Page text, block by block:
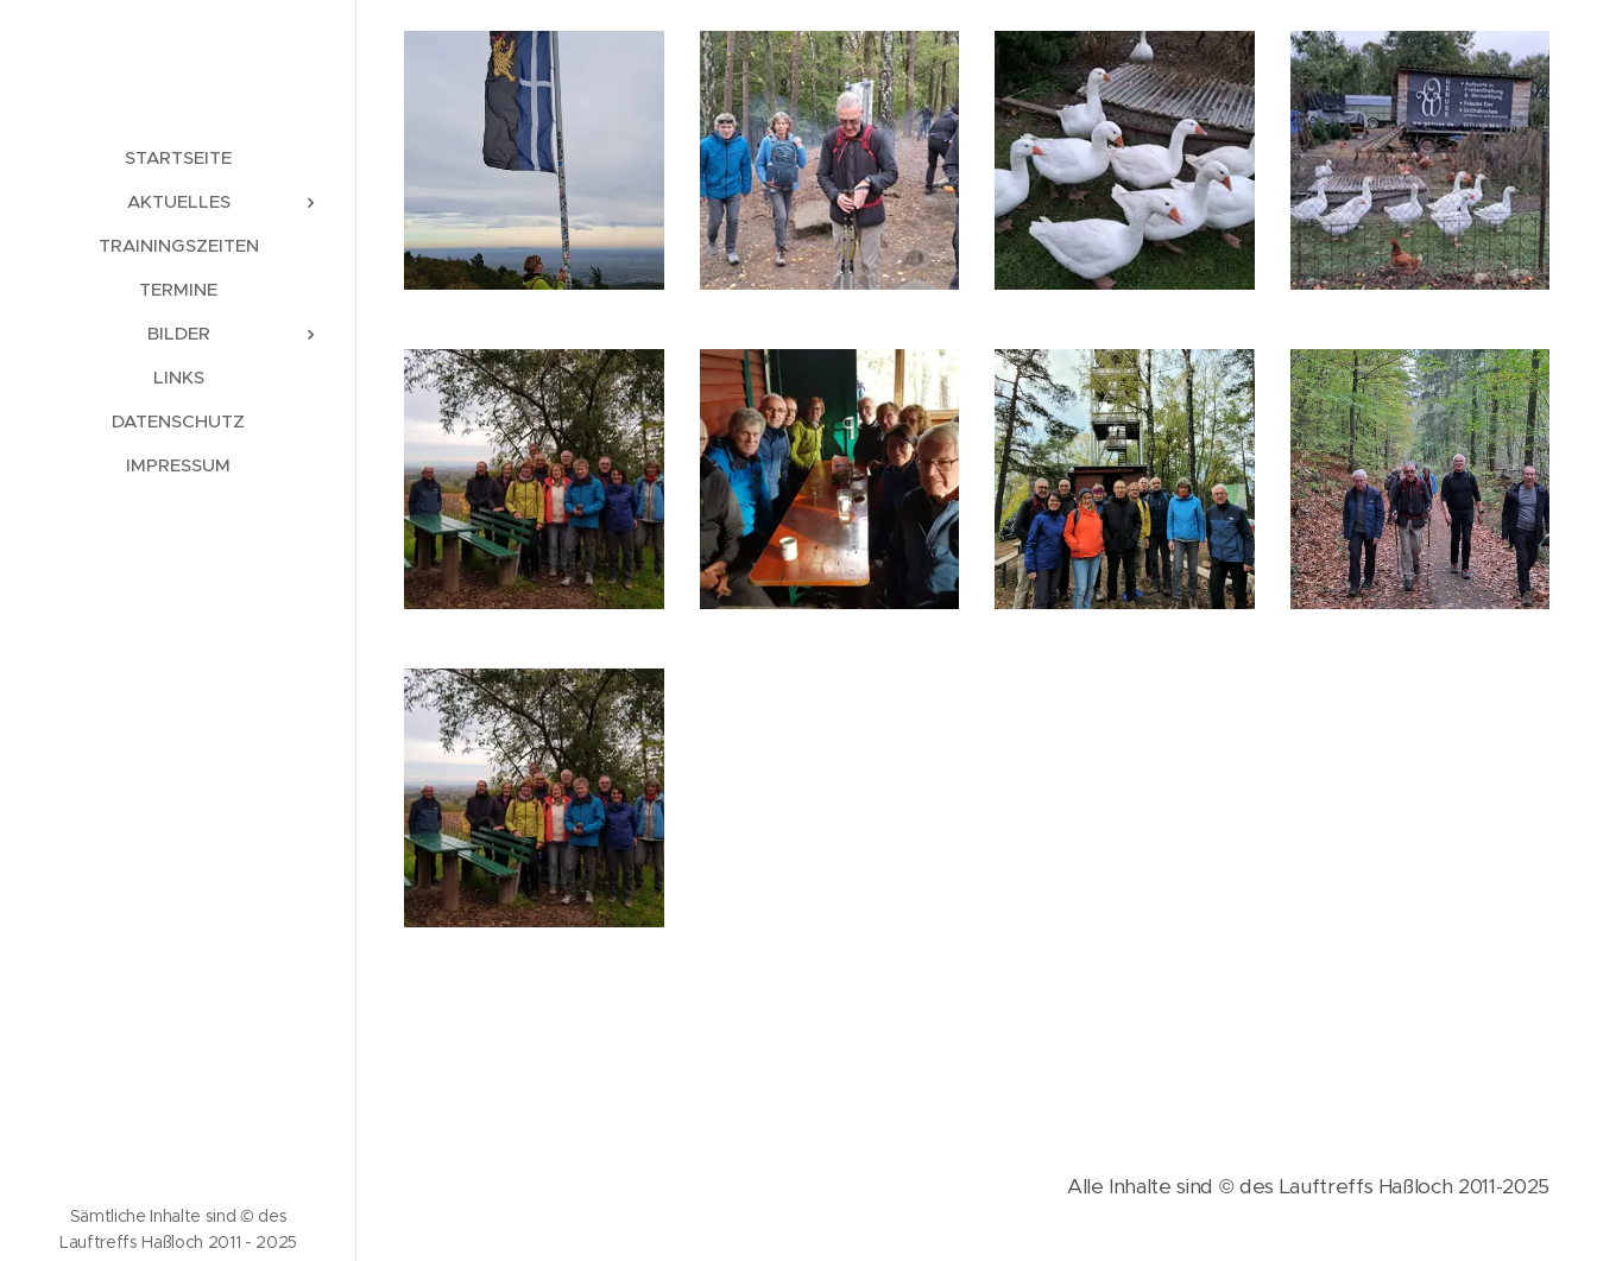
STARTSEITE
AKTUELLES
TRAININGSZEITEN
TERMINE
BILDER
LINKS
DATENSCHUTZ
IMPRESSUM
Alle Inhalte sind © des Lauftreffs Haßloch 2011-2025
Sämtliche Inhalte sind © des
Lauftreffs Haßloch 2011 - 2025